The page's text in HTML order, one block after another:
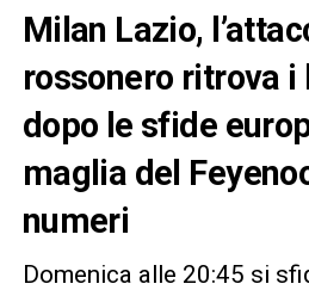
Milan Lazio,
rossonero ritrova
dopo le sfide
maglia del
numeri
Domenica alle 20:45 si